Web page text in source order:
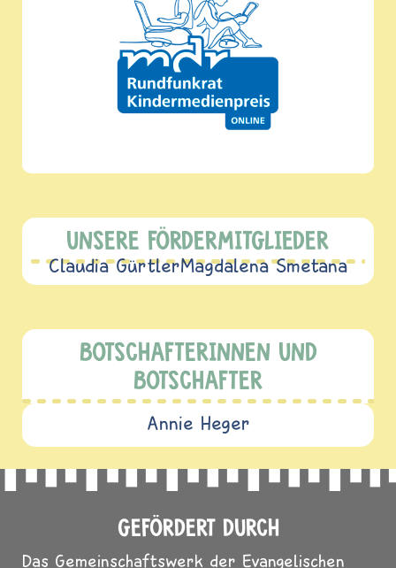
Claudia GürtlerMagdalena Smetana
BOTSCHAFTERINNEN UND
BOTSCHAFTER
Annie Heger